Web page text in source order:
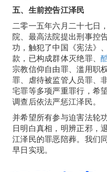
五、生前控告江泽民
二零一五年六月二十七日
院、最高法院提出刑事控
功，触犯了中国《宪法》
款，已构成群体灭绝罪、
宗教信仰自由罪、滥用职
罪、虐待被监管人员罪、
宅罪等多项严重罪行，希
调查后依法严惩江泽民。
并希望所有参与迫害法轮
日明白真相，明辨正邪，
江泽民的罪恶陪葬。我们
早日实现。